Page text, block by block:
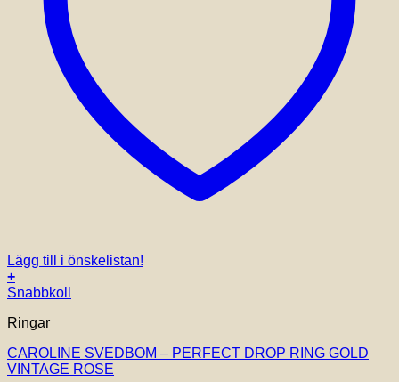
Lägg till i önskelistan!
+
Snabbkoll
Ringar
CAROLINE SVEDBOM – PERFECT DROP RING GOLD
VINTAGE ROSE